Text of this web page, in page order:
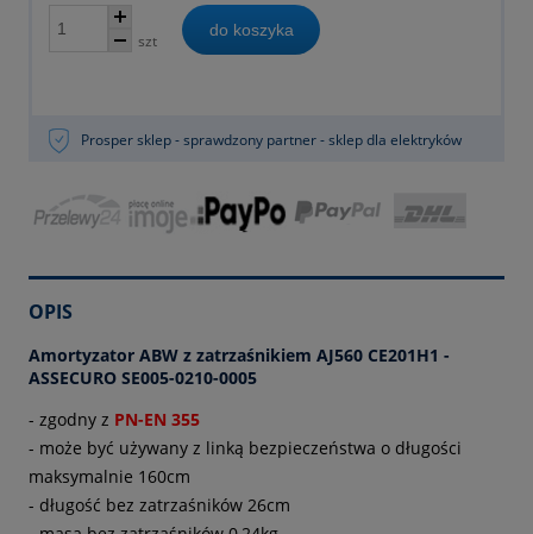
szt
do koszyka
Prosper sklep - sprawdzony partner - sklep dla elektryków
OPIS
Amortyzator ABW z zatrzaśnikiem AJ560 CE201H1 -
ASSECURO SE005-0210-0005
- zgodny z PN-EN 355
- może być używany z linką bezpieczeństwa o długości
maksymalnie 160cm
- długość bez zatrzaśników 26cm